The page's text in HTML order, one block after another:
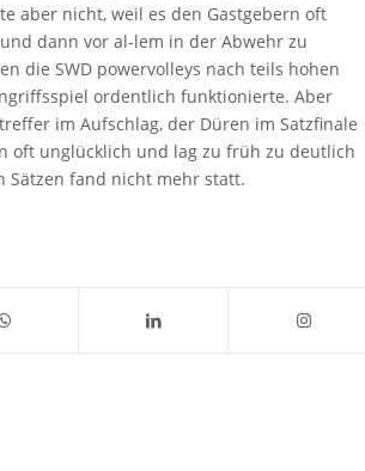
aber nicht, weil es den Gastgebern oft
dann vor al-lem in der Abwehr zu
die SWD powervolleys nach teils hohen
ordentlich funktionierte. Aber
im Aufschlag, der Düren im Satzfinale
oft unglücklich und lag zu früh zu deutlich
Sätzen fand nicht mehr statt.